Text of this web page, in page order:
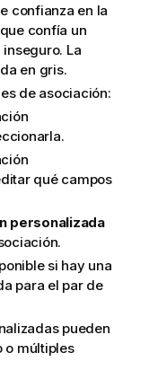
confianza en la
confía un
La
en gris.
de asociación:
qué campos
personalizada
si hay una
para el par de
pueden
o múltiples